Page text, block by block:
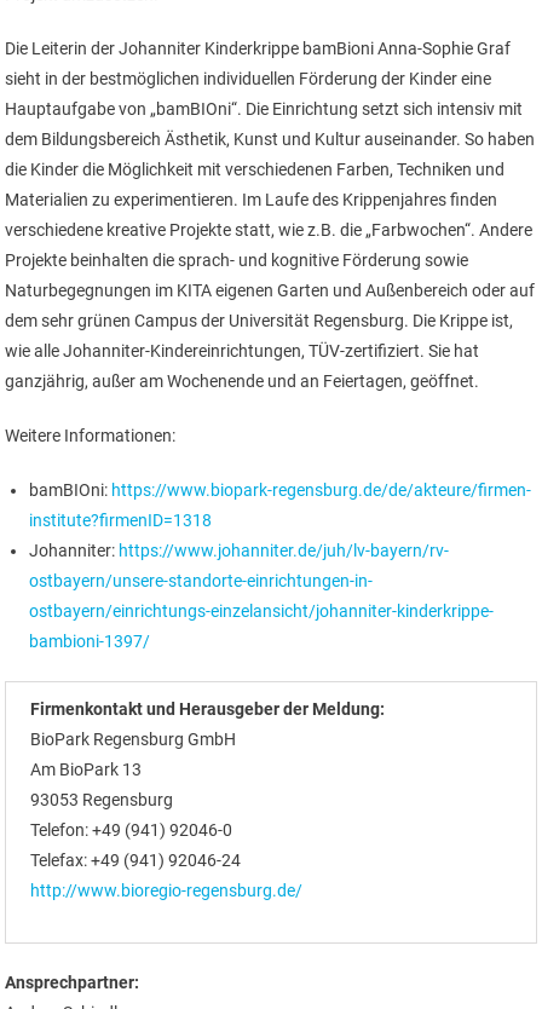
Die Leiterin der Johanniter Kinderkrippe bamBioni Anna-Sophie Graf
sieht in der bestmöglichen individuellen Förderung der Kinder eine
Hauptaufgabe von „bamBIOni“. Die Einrichtung setzt sich intensiv mit
dem Bildungsbereich Ästhetik, Kunst und Kultur auseinander. So haben
die Kinder die Möglichkeit mit verschiedenen Farben, Techniken und
Materialien zu experimentieren. Im Laufe des Krippenjahres finden
verschiedene kreative Projekte statt, wie z.B. die „Farbwochen“. Andere
Projekte beinhalten die sprach- und kognitive Förderung sowie
Naturbegegnungen im KITA eigenen Garten und Außenbereich oder auf
dem sehr grünen Campus der Universität Regensburg. Die Krippe ist,
wie alle Johanniter-Kindereinrichtungen, TÜV-zertifiziert. Sie hat
ganzjährig, außer am Wochenende und an Feiertagen, geöffnet.
Weitere Informationen:
bamBIOni: https://www.biopark-regensburg.de/de/akteure/firmen-
institute?firmenID=1318
Johanniter: https://www.johanniter.de/juh/lv-bayern/rv-
ostbayern/unsere-standorte-einrichtungen-in-
ostbayern/einrichtungs-einzelansicht/johanniter-kinderkrippe-
bambioni-1397/
Firmenkontakt und Herausgeber der Meldung:
BioPark Regensburg GmbH
Am BioPark 13
93053 Regensburg
Telefon: +49 (941) 92046-0
Telefax: +49 (941) 92046-24
http://www.bioregio-regensburg.de/
Ansprechpartner: